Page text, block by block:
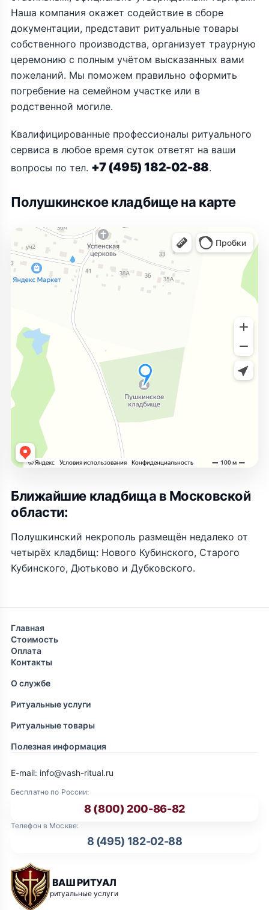
Наша компания окажет содействие в сборе
документации, представит ритуальные товары
собственного производства, организует траурную
церемонию с полным учётом высказанных вами
пожеланий. Мы поможем правильно оформить
погребение на семейном участке или в
родственной могиле.
Квалифицированные профессионалы ритуального
сервиса в любое время суток ответят на ваши
вопросы по тел. +7 (495) 182-02-88.
Полушкинское кладбище на карте
Ближайшие кладбища в Московской
области:
Полушкинский некрополь размещён недалеко от
четырёх кладбищ: Нового Кубинского, Старого
Кубинского, Дютьково и Дубковского.
Главная
Стоимость
Оплата
Контакты
О службе
Ритуальные услуги
Ритуальные товары
Полезная информация
ВАШ РИТУАЛ
ритуальные услуги
Бесплатно по России:
8 (800) 200-86-82
Телефон в Москве:
8 (495) 182-02-88
E-mail: info@vash-ritual.ru